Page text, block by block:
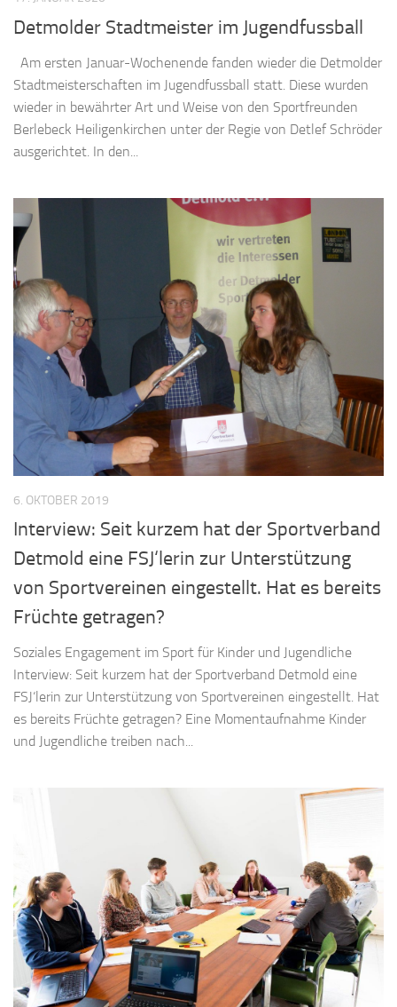
Detmolder Stadtmeister im Jugendfussball
Am ersten Januar-Wochenende fanden wieder die Detmolder
Stadtmeisterschaften im Jugendfussball statt. Diese wurden
wieder in bewährter Art und Weise von den Sportfreunden
Berlebeck Heiligenkirchen unter der Regie von Detlef Schröder
ausgerichtet. In den...
6. OKTOBER 2019
Interview: Seit kurzem hat der Sportverband
Detmold eine FSJ‘lerin zur Unterstützung
von Sportvereinen eingestellt. Hat es bereits
Früchte getragen?
Soziales Engagement im Sport für Kinder und Jugendliche
Interview: Seit kurzem hat der Sportverband Detmold eine
FSJ‘lerin zur Unterstützung von Sportvereinen eingestellt. Hat
es bereits Früchte getragen? Eine Momentaufnahme Kinder
und Jugendliche treiben nach...